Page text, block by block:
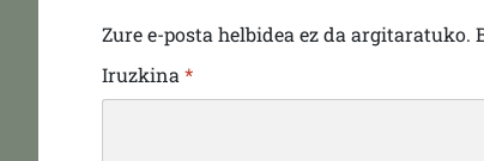
Zure e-posta helbidea ez da argitaratuko.
Iruzkina*